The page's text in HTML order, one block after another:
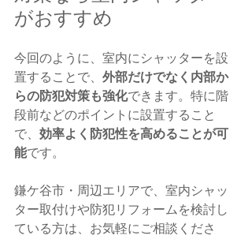
がおすすめ
今回のように、室内にシャッターを設
置することで、 外部だけでなく内部か
らの防犯対策も強化できます。特に階
段前などのポイントに設置すること
で、 効率よく防犯性を高めることが可
能です。
鎌ケ谷市・周辺エリアで、室内シャッ
ター取付けや防犯リフォームを検討し
ている方は、お気軽にご相談くださ